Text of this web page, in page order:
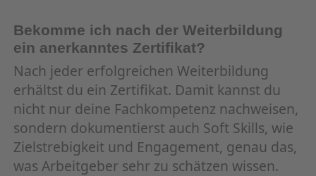
Bekomme ich nach der Weiterbildung
ein anerkanntes Zertifikat?
Nach jeder erfolgreichen Weiterbildung
erhältst du ein Zertifikat. Damit kannst du
nicht nur deine Fachkompetenz nachweisen,
sondern dokumentierst auch Soft Skills, wie
Zielstrebigkeit und Engagement, genau das,
was Arbeitgeber sehr zu schätzen wissen.